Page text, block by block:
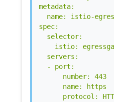
metadata:
name: istio-
spec:
  selector:
istio:
  servers:
  - port:
      number: 443
      name: https
protocol: